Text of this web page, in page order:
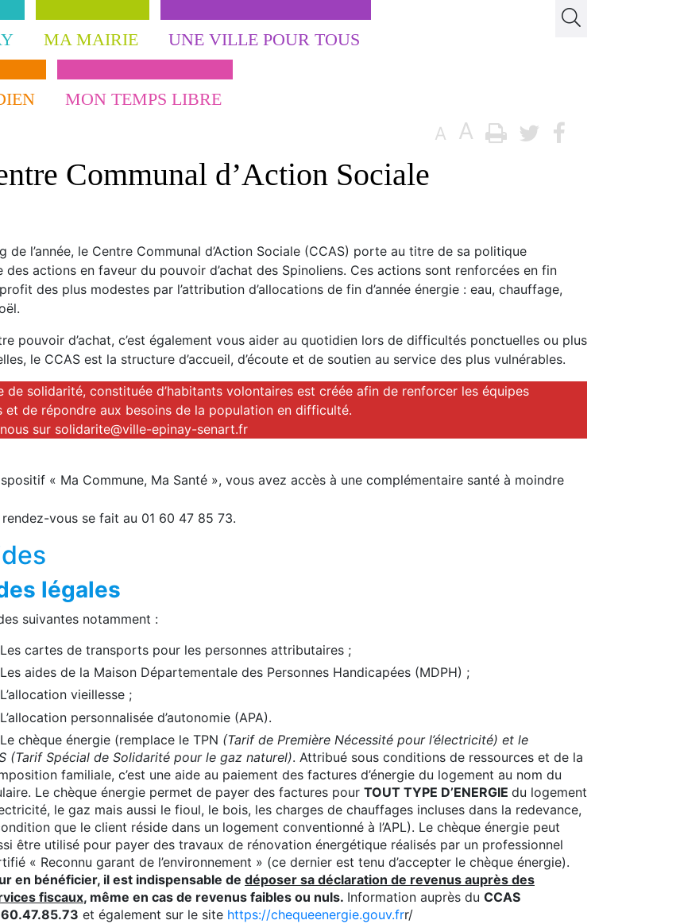
MA MAIRIE UNE VILLE POUR TOUS
MON TEMPS LIBRE
Communal d’Action Sociale
A A
de l’année, le Centre Communal d’Action Sociale (CCAS) porte au titre de sa politique
des actions en faveur du pouvoir d’achat des Spinoliens. Ces actions sont renforcées en fin
profit des plus modestes par l’attribution d’allocations de fin d’année énergie : eau, chauffage,
pouvoir d’achat, c’est également vous aider au quotidien lors de difficultés ponctuelles ou plus
le CCAS est la structure d’accueil, d’écoute et de soutien au service des plus vulnérables.
de solidarité, constituée d’habitants volontaires est créée afin de renforcer les équipes
et de répondre aux besoins de la population en difficulté.
sur solidarite@ville-epinay-senart.fr
« Ma Commune, Ma Santé », vous avez accès à une complémentaire santé à moindre
vous se fait au 01 60 47 85 73.
légales
suivantes notamment :
Les cartes de transports pour les personnes attributaires ;
Les aides de la Maison Départementale des Personnes Handicapées (MDPH) ;
L’allocation vieillesse ;
L’allocation personnalisée d’autonomie (APA).
Le chèque énergie (remplace le TPN (Tarif de Première Nécessité pour l’électricité) et le
(Tarif Spécial de Solidarité pour le gaz naturel). Attribué sous conditions de ressources et de la
familiale, c’est une aide au paiement des factures d’énergie du logement au nom du
Le chèque énergie permet de payer des factures pour TOUT TYPE D’ENERGIE du logement
le gaz mais aussi le fioul, le bois, les charges de chauffages incluses dans la redevance,
que le client réside dans un logement conventionné à l’APL). Le chèque énergie peut
être utilisé pour payer des travaux de rénovation énergétique réalisés par un professionnel
« Reconnu garant de l’environnement » (ce dernier est tenu d’accepter le chèque énergie).
en bénéficier, il est indispensable de déposer sa déclaration de revenus auprès des
fiscaux, même en cas de revenus faibles ou nuls. Information auprès du CCAS
et également sur le site https://chequeenergie.gouv.frr/